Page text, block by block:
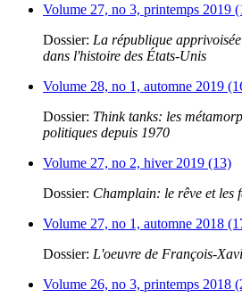
Volume 27, no 3, printemps 2019
Dossier: La république
dans l'histoire des États-Unis
Volume 28, no 1, automne 2019
Dossier: Think tanks: les
politiques depuis 1970
Volume 27, no 2, hiver 2019 (13)
Dossier: Champlain: le rêve et les
Volume 27, no 1, automne 2018
Dossier: L'oeuvre de François-
Volume 26, no 3, printemps 2018